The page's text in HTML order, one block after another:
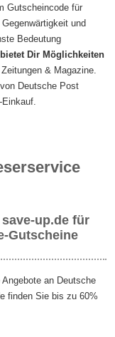
Gutscheincode für
und
Bedeutung
Dir Möglichkeiten
& Magazine.
Deutsche Post
up.de für
Gutscheine
an Deutsche
finden Sie bis zu 60%